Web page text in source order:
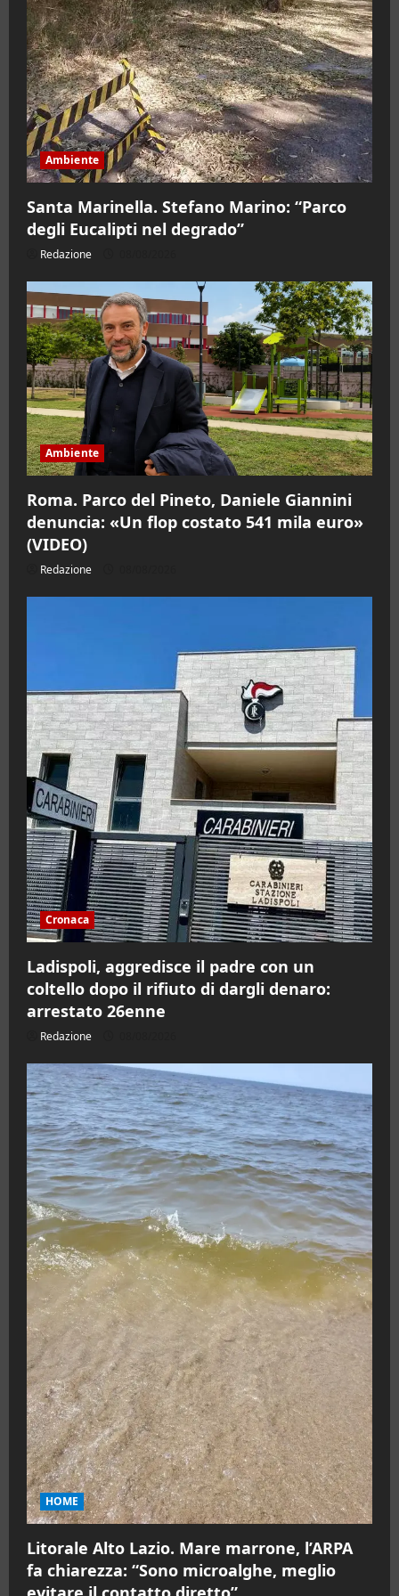
Ambiente
Santa Marinella. Stefano Marino: “Parco
degli Eucalipti nel degrado”
Redazione
Ambiente
Roma. Parco del Pineto, Daniele Giannini
denuncia: «Un flop costato 541 mila euro»
(VIDEO)
Redazione
Cronaca
Ladispoli, aggredisce il padre con un
coltello dopo il rifiuto di dargli denaro:
arrestato 26enne
Redazione
HOME
Litorale Alto Lazio. Mare marrone, l’ARPA
fa chiarezza: “Sono microalghe, meglio